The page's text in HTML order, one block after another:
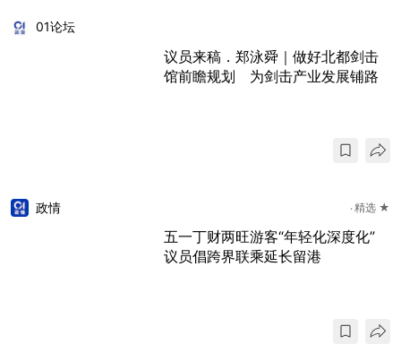
01论坛
议员来稿．郑泳舜｜做好北都剑击
馆前瞻规划 为剑击产业发展铺路
政情 精选 ★
五一丁财两旺游客“年轻化深度化”
议员倡跨界联乘延长留港